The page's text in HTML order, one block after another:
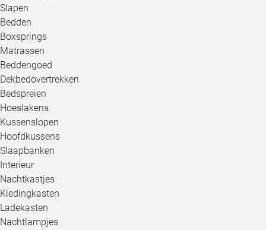
Slapen
Bedden
Boxsprings
Matrassen
Beddengoed
Dekbedovertrekken
Bedspreien
Hoeslakens
Kussenslopen
Hoofdkussens
Slaapbanken
Interieur
Nachtkastjes
Kledingkasten
Ladekasten
Nachtlampjes